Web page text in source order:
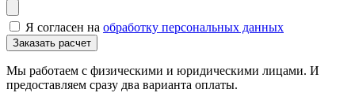
Я согласен на обработку персональных данных
Мы работаем с физическими и юридическими лицами. И
предоставляем сразу два варианта оплаты.